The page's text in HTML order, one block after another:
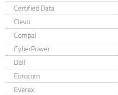
Certified Data
Clevo
Compal
CyberPower
Dell
Eurocom
Everex